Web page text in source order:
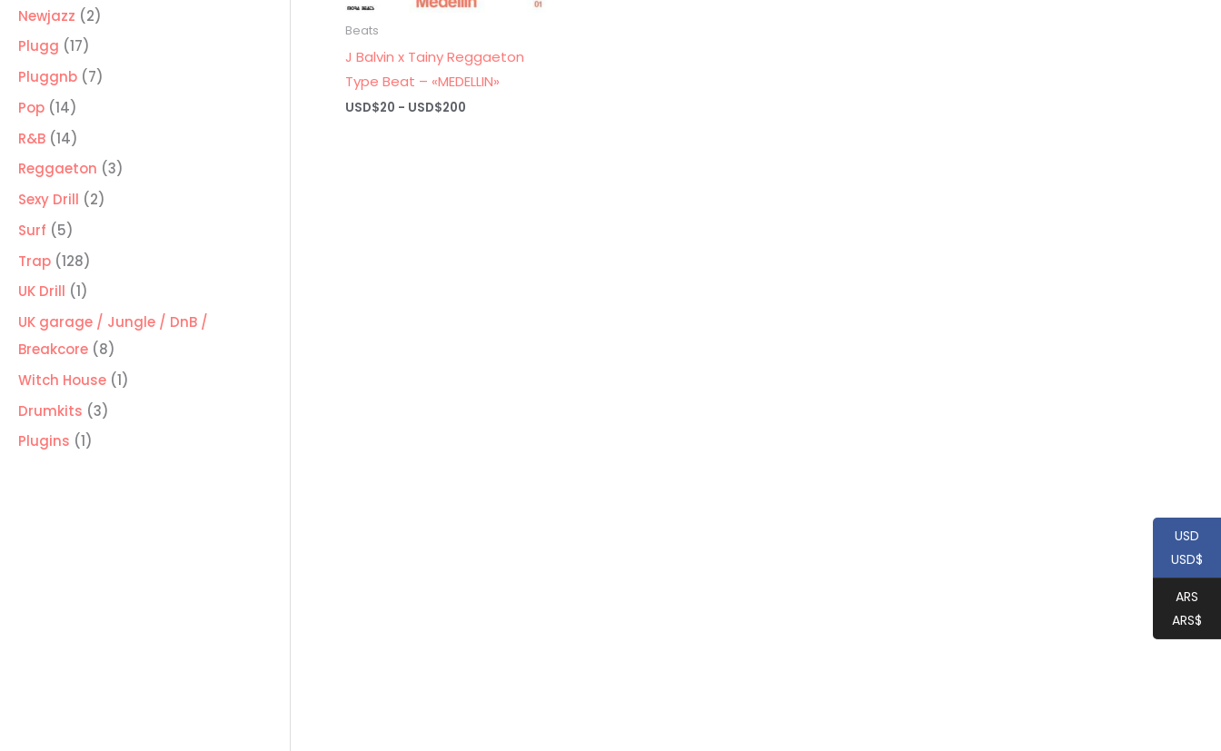
productos
Newjazz 22
Plugg 1717
productos
Pluggnb 77
Pop 1414
productos
R&B 1414
productos
Reggaeton 33
Sexy Drill 22
Surf 55
productos
Trap 128128
productos
UK Drill 11
producto
UK garage / Jungle / DnB /
Breakcore
88
productos
Witch House 11
Drumkits 33
Plugins 11
Beats
J Balvin x Tainy Reggaeton
Type Beat – «MEDELLIN»
USD$20 - USD$200Rango
USD
USD$
ARS
ARS$